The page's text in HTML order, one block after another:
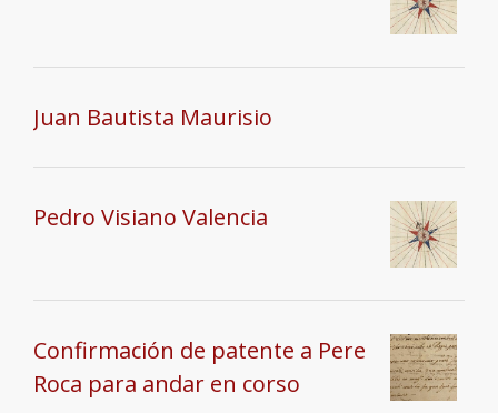
Juan Bautista Maurisio
Pedro Visiano Valencia
Confirmación de patente a Pere
Roca para andar en corso